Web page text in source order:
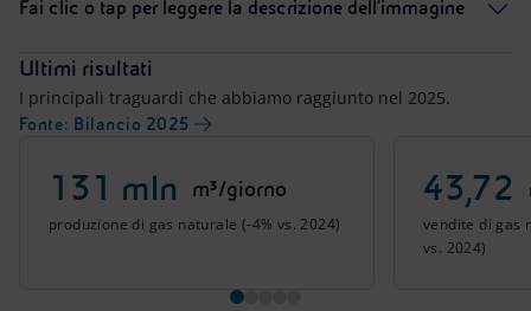
Fai clic o tap per leggere la descrizione dell'immagine
Ultimi risultati
I principali traguardi che abbiamo raggiunto nel 2025.
Fonte: Bilancio 2025
131 mln m³/giorno
produzione di gas naturale (-4% vs. 2024)
43,72
vendite di gas
vs. 2024)